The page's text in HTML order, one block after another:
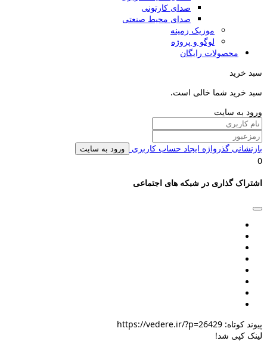
صدای کارتونی
صدای محیط صنعتی
موزیک زمینه
لوگو و پروژه
محصولات رایگان
سبد خرید
سبد خرید شما خالی است.
ورود به سایت
بازنشانی گذرواژه ایجاد حساب کاربری ورود به سایت
0
اشتراک گذاری در شبکه های اجتماعی
پیوند کوتاه: https://vedere.ir/?p=26429
لینک کپی شد!